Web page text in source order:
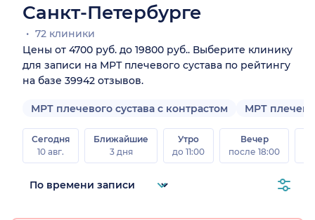
Санкт-Петербурге
72 клиники
Цены от 4700 руб. до 19800 руб.. Выберите клинику
для записи на МРТ плечевого сустава по рейтингу
на базе 39942 отзывов.
МРТ плечевого сустава с контрастом МРТ
Сегодня
10 авг.
Ближайшие
3 дня
Утро
до 11:00
Вечер
после 18:00